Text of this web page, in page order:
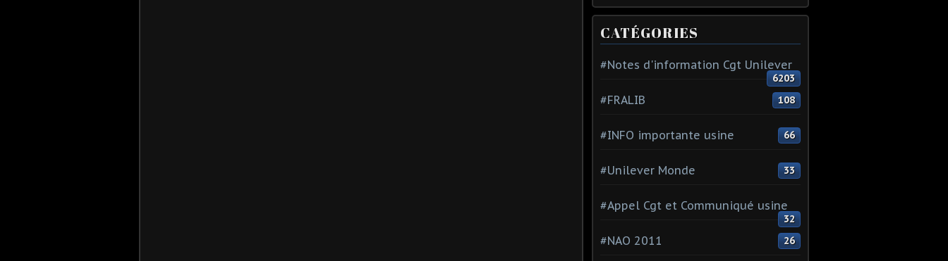
CATÉGORIES
#Notes d'information Cgt Unilever
6203
#FRALIB 108
#INFO importante usine 66
#Unilever Monde 33
#Appel Cgt et Communiqué usine
32
#NAO 2011 26